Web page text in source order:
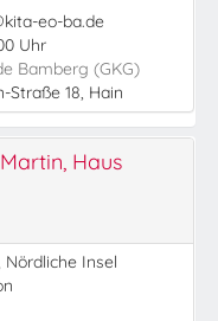
eo-ba.de
Uhr
Bamberg (GKG)
Straße 18, Hain
Haus
Nördliche Insel